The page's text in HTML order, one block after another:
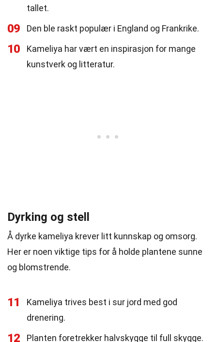
tallet.
09 Den ble raskt populær i England og Frankrike.
10
Kameliya har vært en inspirasjon for mange
kunstverk og litteratur.
Dyrking og stell
Å dyrke kameliya krever litt kunnskap og omsorg.
Her er noen viktige tips for å holde plantene sunne
og blomstrende.
11
Kameliya trives best i sur jord med god
drenering.
12 Planten foretrekker halvskygge til full skygge.